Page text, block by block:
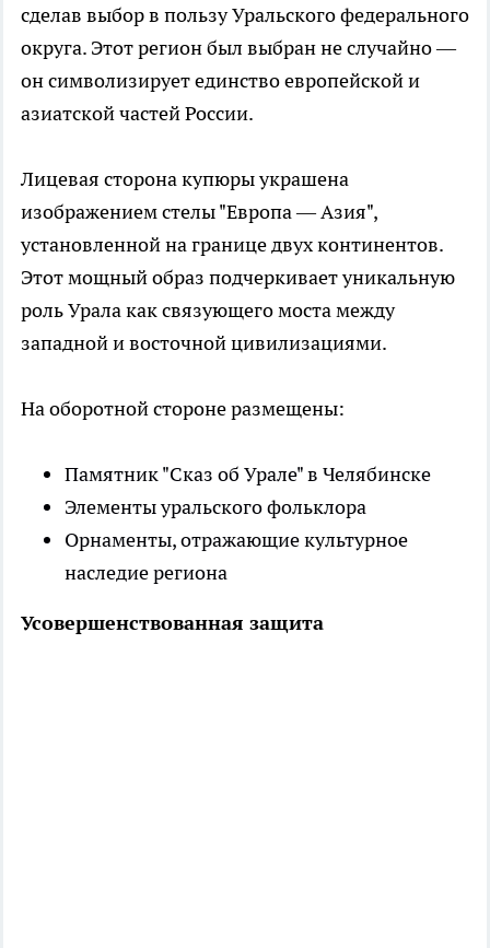
сделав выбор в пользу Уральского федерального
округа. Этот регион был выбран не случайно —
он символизирует единство европейской и
азиатской частей России.
Лицевая сторона купюры украшена
изображением стелы "Европа — Азия",
установленной на границе двух континентов.
Этот мощный образ подчеркивает уникальную
роль Урала как связующего моста между
западной и восточной цивилизациями.
На оборотной стороне размещены:
Памятник "Сказ об Урале" в Челябинске
Элементы уральского фольклора
Орнаменты, отражающие культурное
наследие региона
Усовершенствованная защита